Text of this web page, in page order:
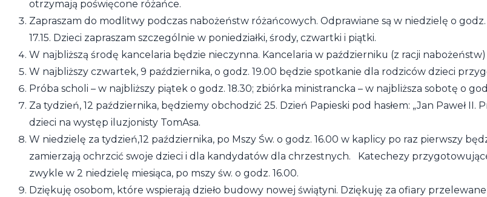
otrzymają poświęcone różańce.
Zapraszam do modlitwy podczas nabożeństw różańcowych. Odprawiane są w niedzielę o
17.15. Dzieci zapraszam szczególnie w poniedziałki, środy, czwartki i piątki.
W najbliższą środę kancelaria będzie nieczynna. Kancelaria w październiku (z racji
W najbliższy czwartek, 9 października, o godz. 19.00 będzie spotkanie dla rodziców dzieci
Próba scholi – w najbliższy piątek o godz. 18.30; zbiórka ministrancka – w najbliższa sobotę o
Za tydzień, 12 października, będziemy obchodzić 25. Dzień Papieski pod hasłem: „Jan Paweł II.
dzieci na występ iluzjonisty TomAsa.
W niedzielę za tydzień,12 października, po Mszy Św. o godz. 16.00 w kaplicy po raz pierwszy
zamierzają ochrzcić swoje dzieci i dla kandydatów dla chrzestnych. Katechezy
zwykle w 2 niedzielę miesiąca, po mszy św. o godz. 16.00.
Dziękuję osobom, które wspierają dzieło budowy nowej świątyni. Dziękuję za ofiary